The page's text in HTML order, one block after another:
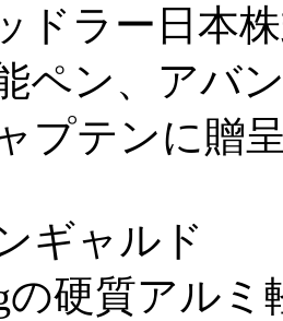
ドラー日本
ペン、アバ
プテンに贈
ギャルド
の硬質アルミ